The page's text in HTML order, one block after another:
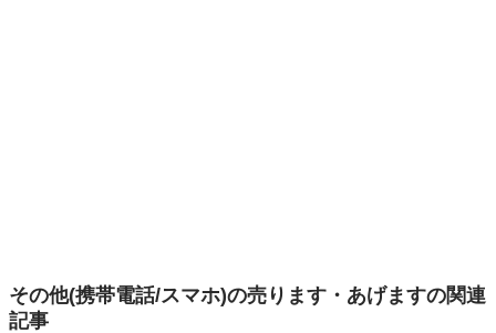
その他(携帯電話/スマホ)の売ります・あげますの関連
記事